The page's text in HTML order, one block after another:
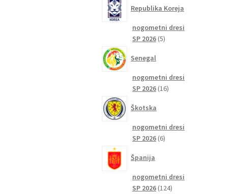
Republika Koreja
nogometni dresi
SP 2026 55
Senegal
nogometni dresi
SP 2026 1616
Škotska
nogometni dresi
SP 2026 66
Španija
nogometni dresi
SP 2026 124124